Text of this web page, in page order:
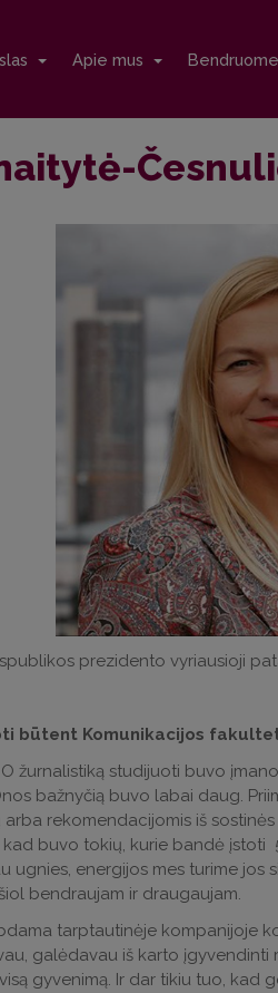
Apie mus
prezidento vyriausioji
būtent Komunikacijos
žurnalistiką studijuoti buvo
bažnyčią buvo labai daug.
arba rekomendacijomis iš
buvo tokių, kurie bandė įstoti
energijos mes turime jos
bendraujam ir draugaujam.
tarptautinėje kompanijoje
galėdavau iš karto
gyvenimą. Ir dar tikiu tuo, kad